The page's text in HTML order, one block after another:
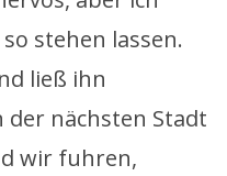
stehen lassen.
ließ ihn
der nächsten Stadt
wir fuhren,